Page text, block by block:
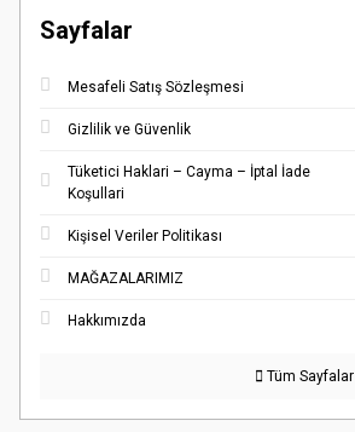
Sayfalar
Mesafeli Satış Sözleşmesi
Gizlilik ve Güvenlik
Tüketici Haklari – Cayma – İptal İade
Koşullari
Kişisel Veriler Politikası
MAĞAZALARIMIZ
Hakkımızda
Tüm Sayfalar